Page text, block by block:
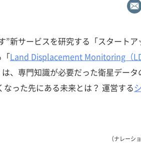
”新サービスを研究する「スタート
Land Displacement Monitoring（
、専門知識が必要だった衛星デー
った先にある未来とは？ 運営する
（ナレーシ